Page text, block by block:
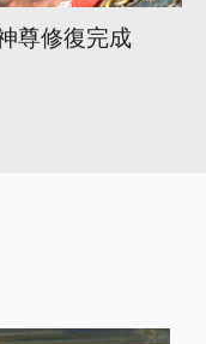
尊修復完成